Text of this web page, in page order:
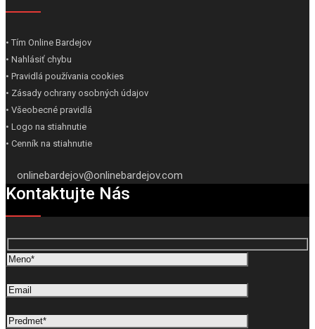
• Tím Online Bardejov
• Nahlásiť chybu
• Pravidlá používania cookies
• Zásady ochrany osobných údajov
• Všeobecné pravidlá
• Logo na stiahnutie
• Cenník na stiahnutie
onlinebardejov@onlinebardejov.com
Kontaktujte Nás